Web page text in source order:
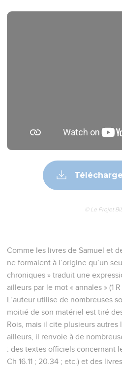
© Le Projet
Comme les livres de Samuel et
ne formaient à l’origine qu’un
chroniques » traduit une
ailleurs par le mot « annales » (1
L’auteur utilise de nombreuses
moitié de son matériel est tiré
Rois, mais il cite plusieurs autres
ailleurs, il renvoie à de
: des textes officiels concernant
Ch 16.11 ; 20.34 ; etc.) et des